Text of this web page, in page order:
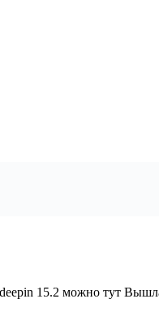
15.2 можно тут